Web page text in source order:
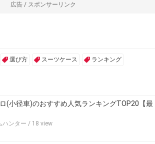
広告 / スポンサーリンク
選び方 スーツケース ランキング
(小径車)のおすすめ人気ランキングTOP20【最
ハンター / 18 view